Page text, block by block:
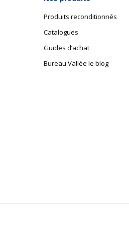
Produits reconditionnés
Catalogues
Guides d’achat
Bureau Vallée le blog